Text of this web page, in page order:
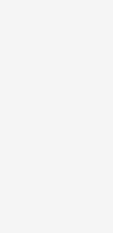
проведение
деятельности —
RTM Group